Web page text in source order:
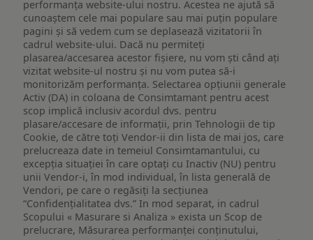
performanța website-ului nostru. Acestea ne ajută să
cunoaștem cele mai populare sau mai puțin populare
pagini și să vedem cum se deplasează vizitatorii în
cadrul website-ului. Dacă nu permiteți
plasarea/accesarea acestor fișiere, nu vom ști când ați
vizitat website-ul nostru și nu vom putea să-i
monitorizăm performanța. Selectarea opțiunii generale
Activ (DA) in coloana de Consimtamant pentru acest
scop implică inclusiv acordul dvs. pentru
plasare/accesare de informații, prin Tehnologii de tip
Cookie, de către toți Vendor-ii din lista de mai jos, care
prelucreaza date in temeiul Consimtamantului, cu
excepția situației în care optați cu Inactiv (NU) pentru
unii Vendor-i, în mod individual, în lista generală de
Vendori, pe care o regăsiți la secțiunea
“Confidențialitatea dvs.” In mod separat, in cadrul
Scopului « Masurare si Analiza » exista un Scop de
prelucrare, Măsurarea performanței conținutului,